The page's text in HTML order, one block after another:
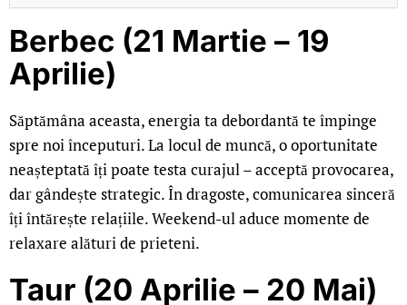
Berbec (21 Martie – 19
Aprilie)
Săptămâna aceasta, energia ta debordantă te împinge
spre noi începuturi. La locul de muncă, o oportunitate
neașteptată îți poate testa curajul – acceptă provocarea,
dar gândește strategic. În dragoste, comunicarea sinceră
îți întărește relațiile. Weekend-ul aduce momente de
relaxare alături de prieteni.
Taur (20 Aprilie – 20 Mai)